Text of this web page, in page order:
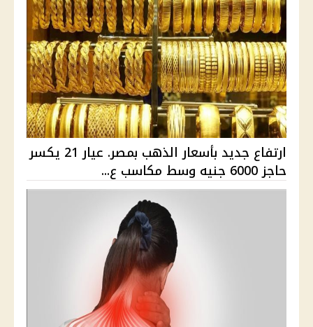
ارتفاع جديد بأسعار الذهب بمصر. عيار 21 يكسر
حاجز 6000 جنيه وسط مكاسب ع...